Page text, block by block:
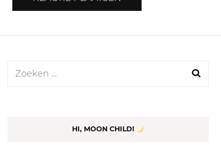
Zoeken
HI, MOON CHILD!